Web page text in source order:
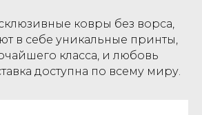
ковры без ворса,
в себе уникальные принты,
класса, и любовь
доступна по всему миру.